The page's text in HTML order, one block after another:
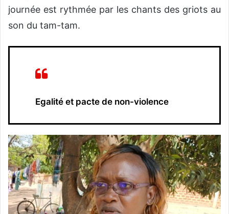
journée est rythmée par les chants des griots au
son du tam-tam.
Egalité et pacte de non-violence